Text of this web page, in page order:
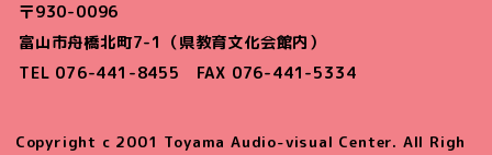
〒930-0096
富山市舟橋北町7-1（県教育文化会館内）
TEL 076-441-8455 FAX 076-441-5334
Copyright c 2001 Toyama Audio-visual Center. All Righ